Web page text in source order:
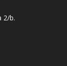
2/b.